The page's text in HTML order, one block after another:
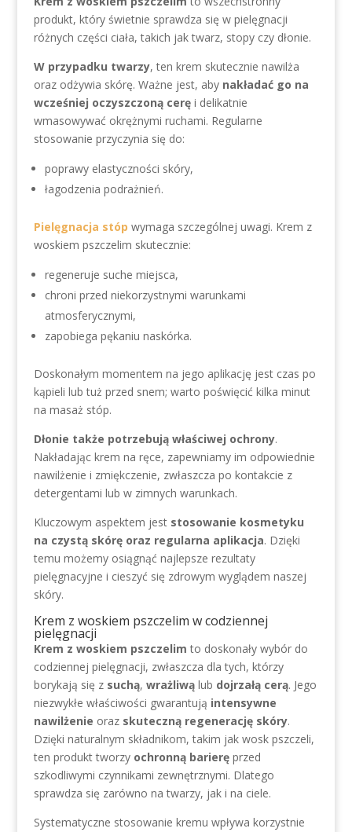
produkt, który świetnie sprawdza się w pielęgnacji
różnych części ciała, takich jak twarz, stopy czy dłonie.
W przypadku twarzy, ten krem skutecznie nawilża
oraz odżywia skórę. Ważne jest, aby nakładać go na
wcześniej oczyszczoną ceręi delikatnie
wmasowywać okrężnymi ruchami. Regularne
stosowanie przyczynia się do:
poprawy elastyczności skóry,
łagodzenia podrażnień.
Pielęgnacja stóp wymaga szczególnej uwagi. Krem z
woskiem pszczelim skutecznie:
regeneruje suche miejsca,
chroni przed niekorzystnymi warunkami
atmosferycznymi,
zapobiega pękaniu naskórka.
Doskonałym momentem na jego aplikację jest czas po
kąpieli lub tuż przed snem; warto poświęcić kilka minut
na masaż stóp.
Dłonie także potrzebują właściwej ochrony.
Nakładając krem na ręce, zapewniamy im odpowiednie
nawilżenie i zmiękczenie, zwłaszcza po kontakcie z
detergentami lub w zimnych warunkach.
Kluczowym aspektem jest stosowanie kosmetyku
na czystą skórę oraz regularna aplikacja. Dzięki
temu możemy osiągnąć najlepsze rezultaty
pielęgnacyjne i cieszyć się zdrowym wyglądem naszej
skóry.
Krem z woskiem pszczelim w codziennej
pielęgnacji
Krem z woskiem pszczelim to doskonały wybór do
codziennej pielęgnacji, zwłaszcza dla tych, którzy
borykają się z suchą, wrażliwąlub dojrzałą cerą. Jego
niezwykłe właściwości gwarantują intensywne
nawilżenie oraz skuteczną regenerację skóry.
Dzięki naturalnym składnikom, takim jak wosk pszczeli,
ten produkt tworzy ochronną barieręprzed
szkodliwymi czynnikami zewnętrznymi. Dlatego
sprawdza się zarówno na twarzy, jak i na ciele.
Systematyczne stosowanie kremu wpływa korzystnie